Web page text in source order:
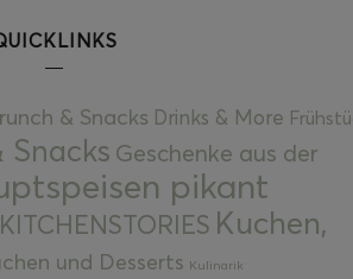
& Snacks Drinks & More
Snacks Geschenke aus der
pikant
KITCHENSTORIES Kuchen,
und Desserts Kulinarik